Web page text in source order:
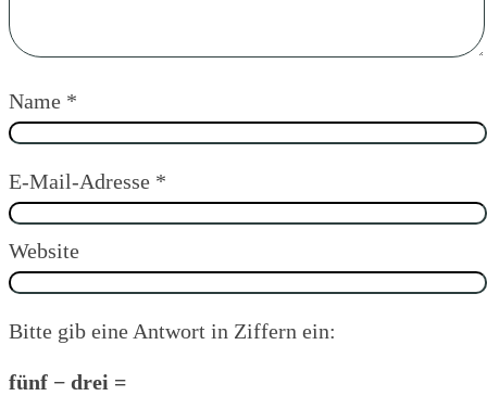
Name *
E-Mail-Adresse *
Website
Bitte gib eine Antwort in Ziffern ein:
fünf − drei =